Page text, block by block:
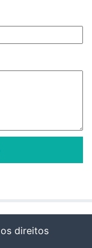
direitos